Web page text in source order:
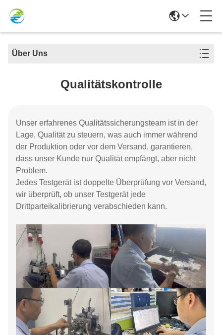
Über Uns
Qualitätskontrolle
Unser erfahrenes Qualitätssicherungsteam ist in der
Lage, Qualität zu steuern, was auch immer während
der Produktion oder vor dem Versand, garantieren,
dass unser Kunde nur Qualität empfängt, aber nicht
Problem.
Jedes Testgerät ist doppelte Überprüfung vor Versand,
wir überprüft, ob unser Testgerät jede
Drittparteikalibrierung verabschieden kann.